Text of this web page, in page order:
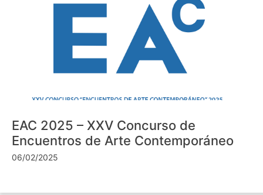
EAC 2025 – XXV Concurso de
Encuentros de Arte Contemporáneo
06/02/2025